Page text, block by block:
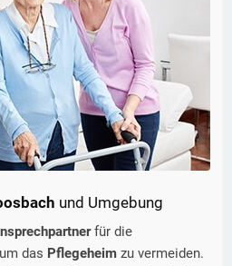
und Umgebung
für die
das Pflegeheim zu vermeiden.